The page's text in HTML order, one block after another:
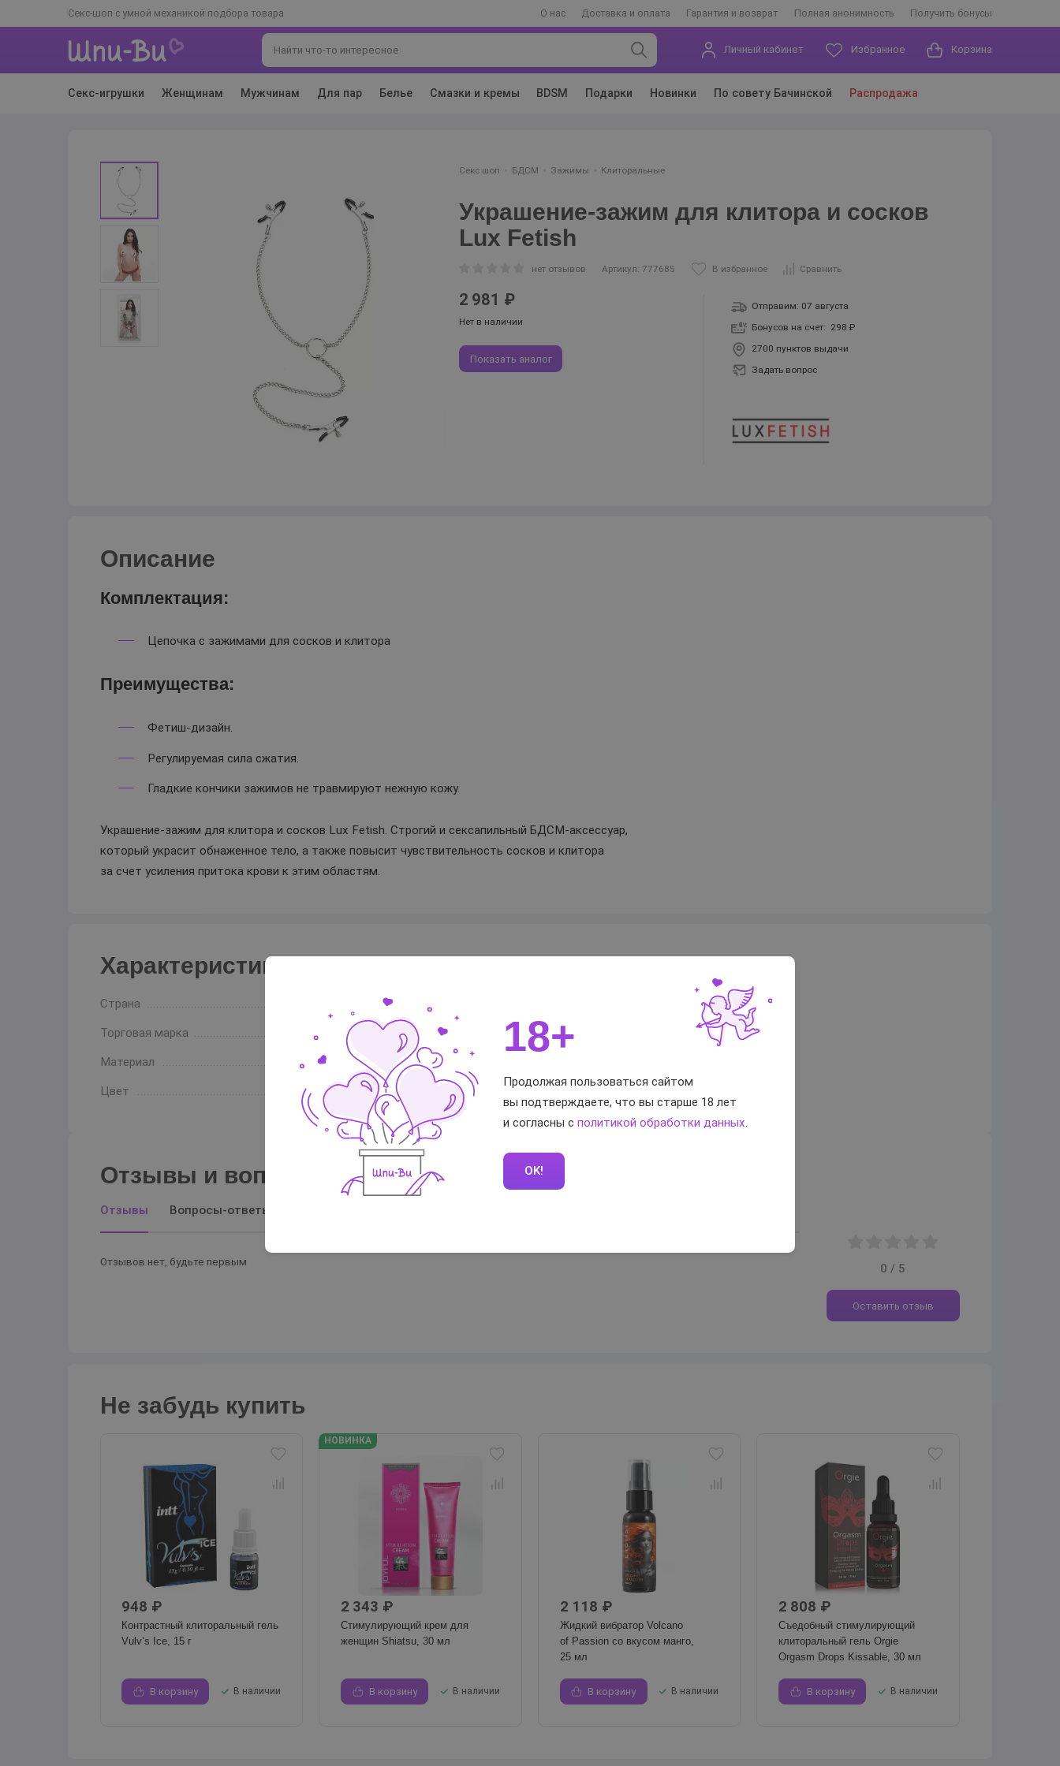
Секс-шоп с умной механикой подбора товара О нас Доставка и оплата Гарантия и возврат Полная анонимность Получить бонусы
Личный кабинет Избранное Корзина
Секс-игрушки Женщинам Мужчинам Для пар Белье Смазки и кремы BDSM Подарки Новинки По совету Бачинской Распродажа
Секс шоп БДСМ Зажимы Клиторальные
Украшение-зажим для клитора и сосков
Lux Fetish
нет отзывов Артикул: 777685 В избранное Сравнить
2 981 ₽
Нет в наличии
Показать аналог
Отправим: 07 августа
Бонусов на счет: 298 ₽
2700 пунктов выдачи
Задать вопрос
Описание
Комплектация:
Цепочка с зажимами для сосков и клитора
Преимущества:
Фетиш-дизайн.
Регулируемая сила сжатия.
Гладкие кончики зажимов не травмируют нежную кожу.
Украшение-зажим для клитора и сосков Lux Fetish. Строгий и сексапильный БДСМ-аксессуар,
который украсит обнаженное тело, а также повысит чувствительность сосков и клитора
за счет усиления притока крови к этим областям.
Характеристики
Страна
Торговая марка
Материал
Цвет
Отзывы и вопросы-ответы
Отзывы Вопросы-ответы
Отзывов нет, будьте первым 0 / 5
Оставить отзыв
Не забудь купить
948 ₽
Контрастный клиторальный гель
Vulv’s Ice, 15 г
В корзину В наличии
НОВИНКА
2 343 ₽
Стимулирующий крем для
женщин Shiatsu, 30 мл
В корзину В наличии
2 118 ₽
Жидкий вибратор Volcano
of Passion со вкусом манго,
25 мл
В корзину В наличии
2 808 ₽
Съедобный стимулирующий
клиторальный гель Orgie
Orgasm Drops Kissable, 30 мл
В корзину В наличии
18+
Продолжая пользоваться сайтом
вы подтверждаете, что вы старше 18 лет
и согласны сполитикой обработки данных.
OK!